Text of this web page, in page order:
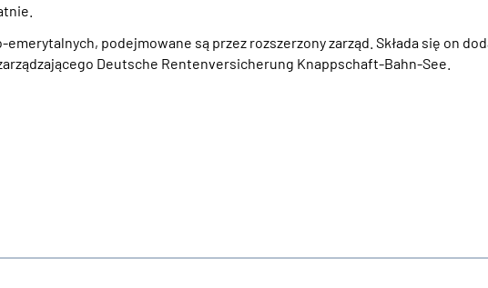
podejmowane są przez rozszerzony zarząd. Składa się on
Deutsche Rentenversicherung Knappschaft-Bahn-See.